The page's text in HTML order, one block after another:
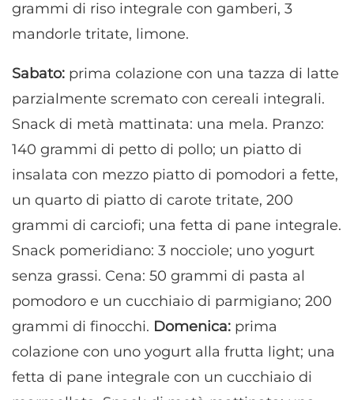
grammi di riso integrale con gamberi, 3
mandorle tritate, limone.
Sabato: prima colazione con una tazza di latte
parzialmente scremato con cereali integrali.
Snack di metà mattinata: una mela. Pranzo:
140 grammi di petto di pollo; un piatto di
insalata con mezzo piatto di pomodori a fette,
un quarto di piatto di carote tritate, 200
grammi di carciofi; una fetta di pane integrale.
Snack pomeridiano: 3 nocciole; uno yogurt
senza grassi. Cena: 50 grammi di pasta al
pomodoro e un cucchiaio di parmigiano; 200
grammi di finocchi. Domenica: prima
colazione con uno yogurt alla frutta light; una
fetta di pane integrale con un cucchiaio di